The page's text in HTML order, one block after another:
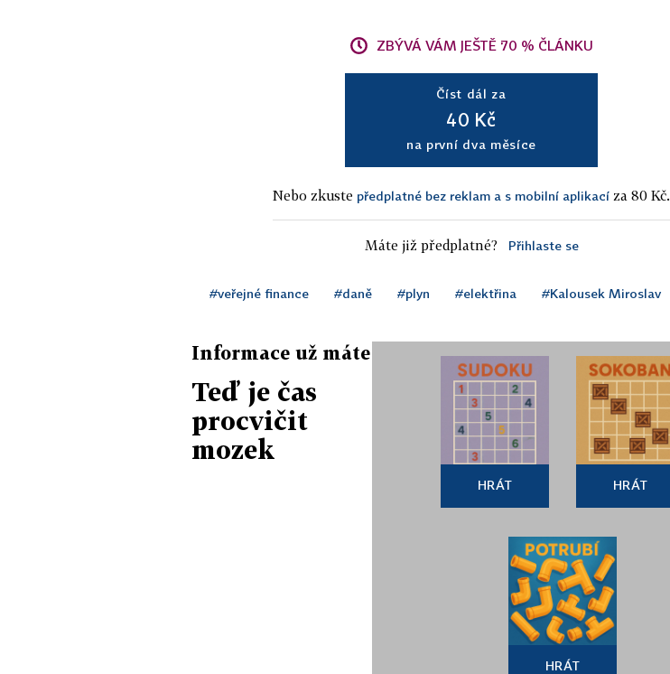
ZBÝVÁ VÁM JEŠTĚ 70 % ČLÁNKU
Číst dál za
40 Kč
na první dva měsíce
Nebo zkuste předplatné bez reklam a s mobilní aplikací za 80 Kč.
Máte již předplatné? Přihlaste se
#veřejné finance #daně #plyn #elektřina #Kalousek Miroslav
Informace už máte
Teď je čas
procvičit
mozek
HRÁT HRÁT
HRÁT